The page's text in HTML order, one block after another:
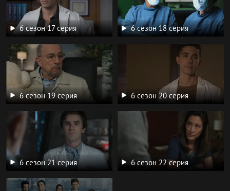
6 сезон 17 серия 6 сезон 18 серия
6 сезон 19 серия 6 сезон 20 серия
6 сезон 21 серия 6 сезон 22 серия